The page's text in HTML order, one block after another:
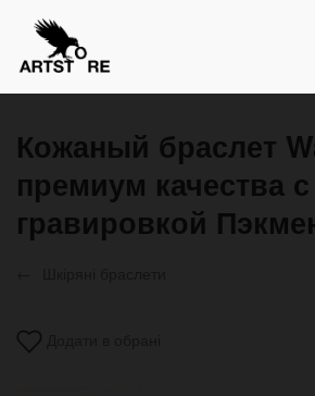
Кожаный браслет
премиум качества с
гравировкой